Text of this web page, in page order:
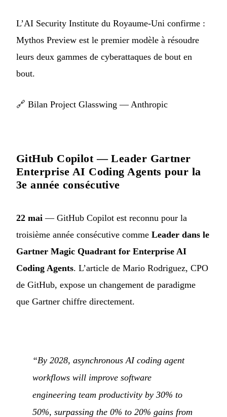
L’AI Security Institute du Royaume-Uni confirme :
Mythos Preview est le premier modèle à résoudre
leurs deux gammes de cyberattaques de bout en
bout.
🔗 Bilan Project Glasswing — Anthropic
GitHub Copilot — Leader Gartner
Enterprise AI Coding Agents pour la
3e année consécutive
22 mai — GitHub Copilot est reconnu pour la
troisième année consécutive comme Leader dans le
Gartner Magic Quadrant for Enterprise AI
Coding Agents. L’article de Mario Rodriguez, CPO
de GitHub, expose un changement de paradigme
que Gartner chiffre directement.
“By 2028, asynchronous AI coding agent
workflows will improve software
engineering team productivity by 30% to
50%, surpassing the 0% to 20% gains from